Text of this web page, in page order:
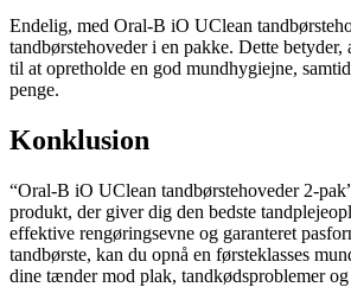
Endelig, med Oral-B iO UClean
tandbørstehoveder i en pakke. Dette betyder,
til at opretholde en god mundhygiejne,
penge.
Konklusion
“Oral-B iO UClean tandbørstehoveder 2-
produkt, der giver dig den bedste
effektive rengøringsevne og garanteret
tandbørste, kan du opnå en førsteklasses
dine tænder mod plak, tandkødsproblemer og